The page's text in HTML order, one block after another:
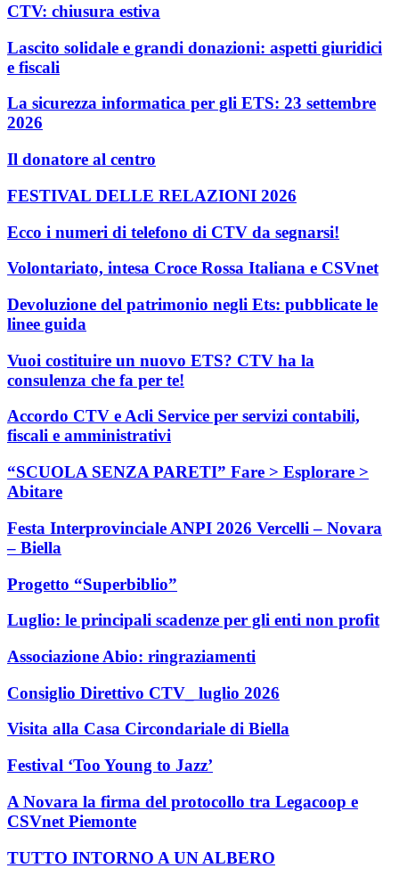
CTV: chiusura estiva
Lascito solidale e grandi donazioni: aspetti giuridici
e fiscali
La sicurezza informatica per gli ETS: 23 settembre
2026
Il donatore al centro
FESTIVAL DELLE RELAZIONI 2026
Ecco i numeri di telefono di CTV da segnarsi!
Volontariato, intesa Croce Rossa Italiana e CSVnet
Devoluzione del patrimonio negli Ets: pubblicate le
linee guida
Vuoi costituire un nuovo ETS? CTV ha la
consulenza che fa per te!
Accordo CTV e Acli Service per servizi contabili,
fiscali e amministrativi
“SCUOLA SENZA PARETI” Fare > Esplorare >
Abitare
Festa Interprovinciale ANPI 2026 Vercelli – Novara
– Biella
Progetto “Superbiblio”
Luglio: le principali scadenze per gli enti non profit
Associazione Abio: ringraziamenti
Consiglio Direttivo CTV_ luglio 2026
Visita alla Casa Circondariale di Biella
Festival ‘Too Young to Jazz’
A Novara la firma del protocollo tra Legacoop e
CSVnet Piemonte
TUTTO INTORNO A UN ALBERO